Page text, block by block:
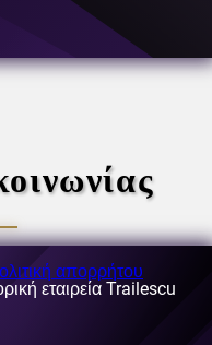
απορρήτου
εταιρεία Trailescu